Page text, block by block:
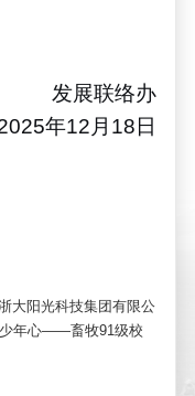
发展联络办
年12 月 18日
大阳光科技集团有限公
年心——畜牧91级校